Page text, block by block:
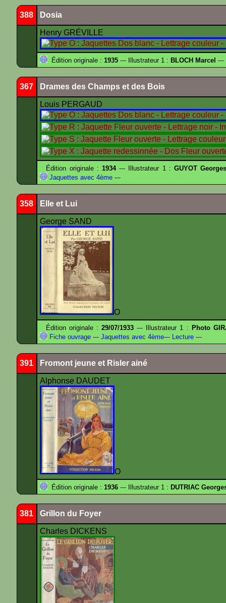
388 Dosia
Henry GRÉVILLE
Édition originale : 1935 --- Illustrateur 1 : BLOCH Marcel ---
367 Drames des Champs et des Bois
Louis PERGAUD
Édition originale : 1934--- Illustrateur 1 : GUYOT
Jaquettes avec 4ème ---
358 Elle et Lui
George SAND
O
Édition originale :29/07/1933 --- Illustrateur 1 : Photo
Fiche ouvrage --- Jaquettes avec 4ème--- Lecture ---
391 Fromont jeune et Risler ainé
Alphonse DAUDET
O
Édition originale : 1936 --- Illustrateur 1 : DUTRIAC
381 Grillon du Foyer
Charles DICKENS